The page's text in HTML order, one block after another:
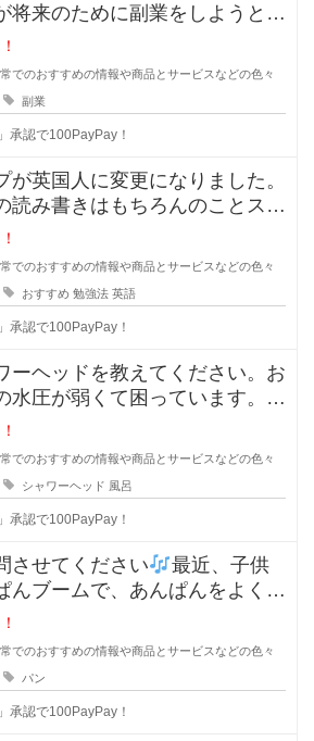
将来のために副業をしようと思
かっても構わない
でのおすすめの情報や商品とサービスなどの色々
副業
承認で100PayPay！
が英国人に変更になりました。
読み書きはもちろんのことスピ
ニングスキルが必
でのおすすめの情報や商品とサービスなどの色々
おすすめ 勉強法 英語
承認で100PayPay！
ーヘッドを教えてください。お
水圧が弱くて困っています。最
リファなど値段が
でのおすすめの情報や商品とサービスなどの色々
シャワーヘッド 風呂
承認で100PayPay！
させてください
最近、子供
んブームで、あんぱんをよく購
でのおすすめの情報や商品とサービスなどの色々
パン
承認で100PayPay！